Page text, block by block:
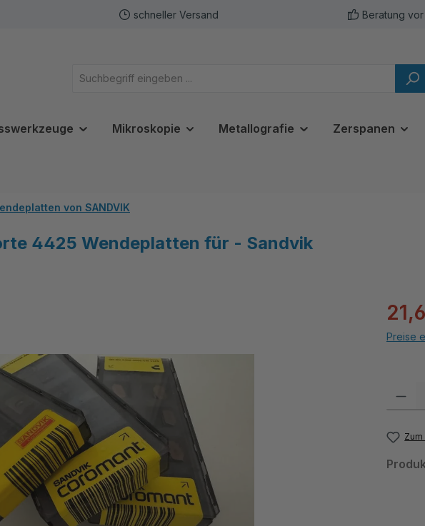
schneller Versand Beratung
Mikroskopie Metallografie Zerspanen
von SANDVIK
4425 Wendeplatten für - Sandvik
Preise